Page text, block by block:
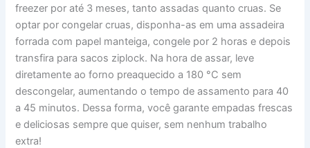
freezer por até 3 meses, tanto assadas quanto cruas. Se
optar por congelar cruas, disponha-as em uma assadeira
forrada com papel manteiga, congele por 2 horas e depois
transfira para sacos ziplock. Na hora de assar, leve
diretamente ao forno preaquecido a 180 °C sem
descongelar, aumentando o tempo de assamento para 40
a 45 minutos. Dessa forma, você garante empadas frescas
e deliciosas sempre que quiser, sem nenhum trabalho
extra!